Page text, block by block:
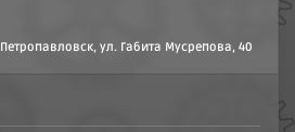
ул. Габита Мусрепова, 40